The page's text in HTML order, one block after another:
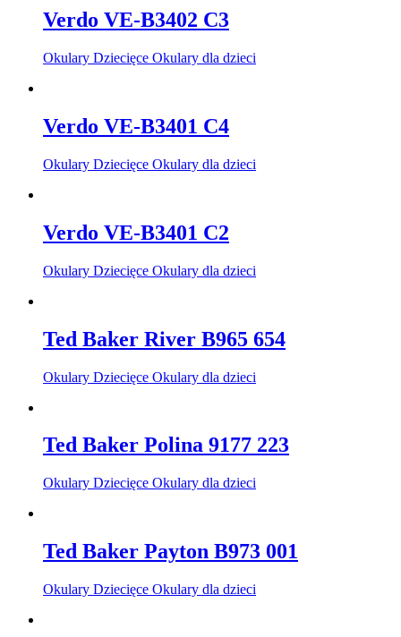
Verdo VE-B3402 C3
Okulary Dziecięce Okulary dla dzieci
Verdo VE-B3401 C4
Okulary Dziecięce Okulary dla dzieci
Verdo VE-B3401 C2
Okulary Dziecięce Okulary dla dzieci
Ted Baker River B965 654
Okulary Dziecięce Okulary dla dzieci
Ted Baker Polina 9177 223
Okulary Dziecięce Okulary dla dzieci
Ted Baker Payton B973 001
Okulary Dziecięce Okulary dla dzieci